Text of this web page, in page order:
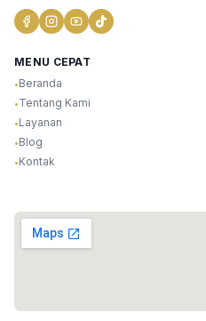
MENU CEPAT
•Beranda
•Tentang Kami
•Layanan
•Blog
•Kontak